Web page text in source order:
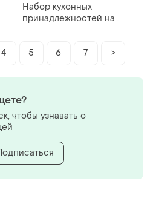
Набор кухонных
принадлежностей на
4 5 6 7 >
чтобы узнавать о